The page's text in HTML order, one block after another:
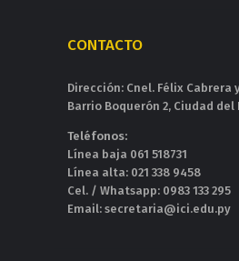
CONTACTO
Dirección: Cnel. Félix Cabrera
Barrio Boquerón 2, Ciudad del
Teléfonos:
Línea baja 061 518731
Línea alta: 021 338 9458
Cel. / Whatsapp: 0983 133 295
Email: secretaria@ici.edu.py